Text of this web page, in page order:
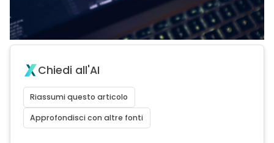
Chiedi all'AI
Riassumi questo articolo
Approfondisci con altre fonti